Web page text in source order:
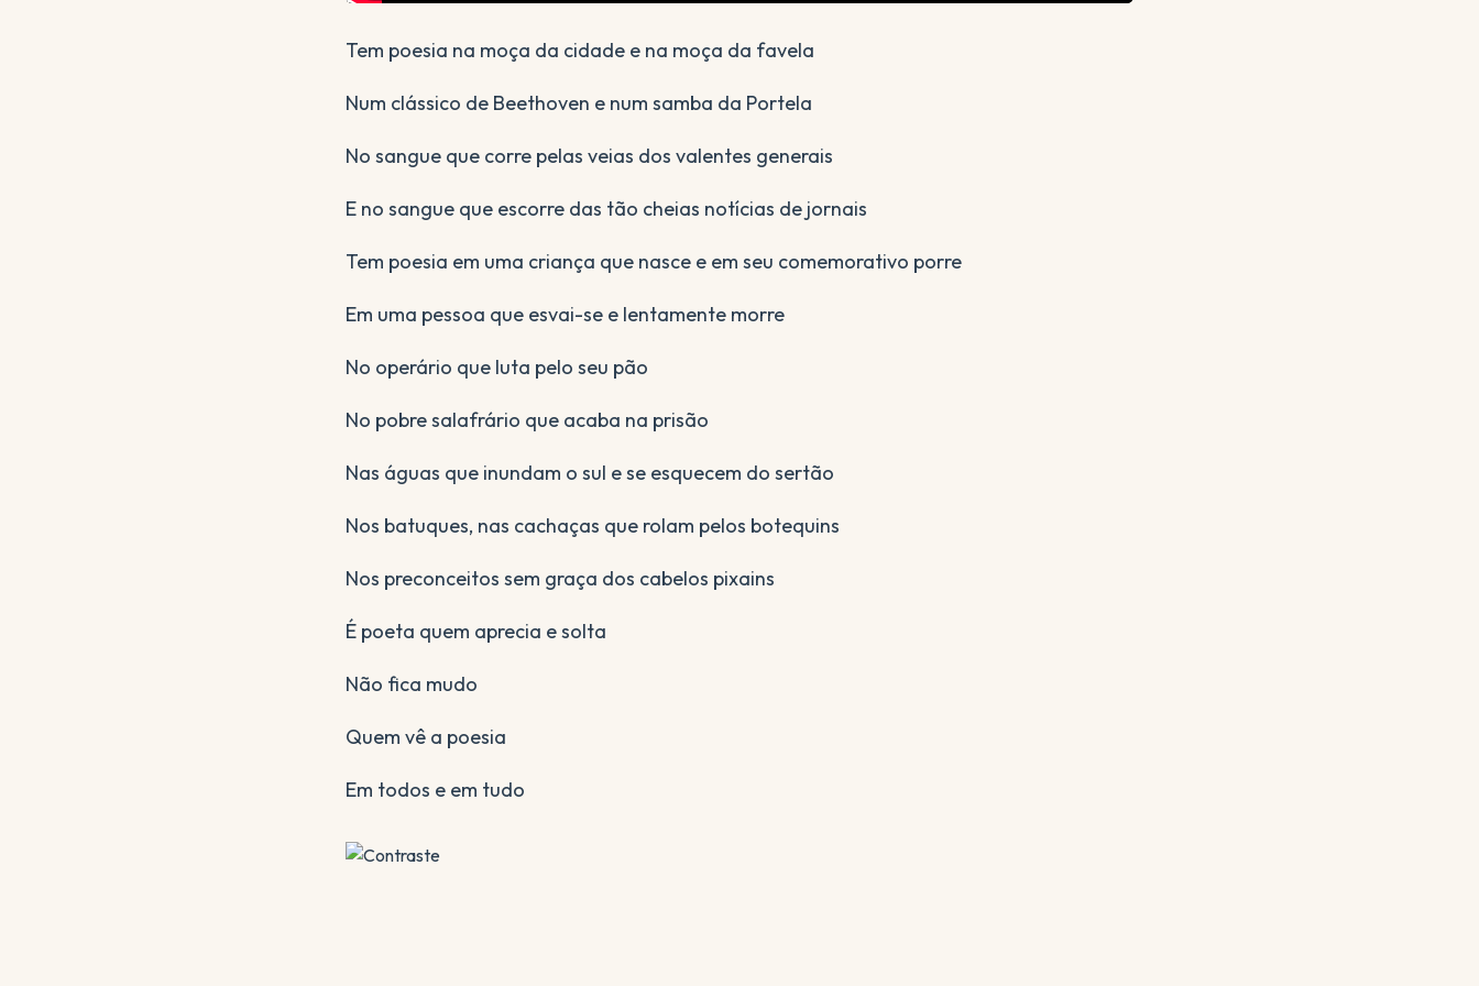
Tem poesia na moça da cidade e na moça da favela
Num clássico de Beethoven e num samba da Portela
No sangue que corre pelas veias dos valentes generais
E no sangue que escorre das tão cheias notícias de jornais
Tem poesia em uma criança que nasce e em seu comemorativo porre
Em uma pessoa que esvai-se e lentamente morre
No operário que luta pelo seu pão
No pobre salafrário que acaba na prisão
Nas águas que inundam o sul e se esquecem do sertão
Nos batuques, nas cachaças que rolam pelos botequins
Nos preconceitos sem graça dos cabelos pixains
É poeta quem aprecia e solta
Não fica mudo
Quem vê a poesia
Em todos e em tudo